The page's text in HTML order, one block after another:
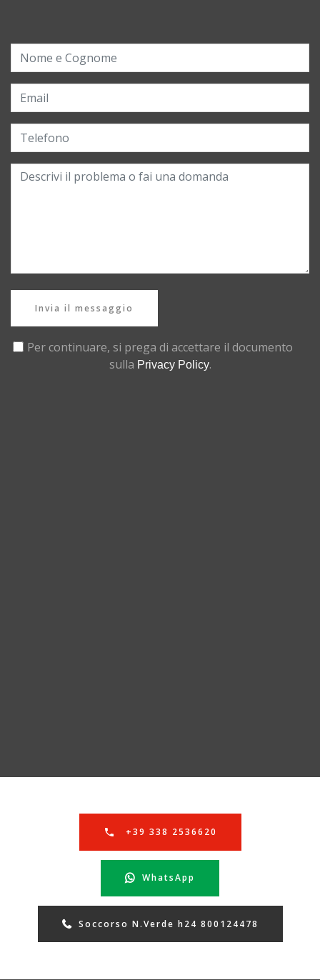
Invia il messaggio
Per continuare, si prega di accettare il documento
sulla Privacy Policy.
+39 338 2536620
WhatsApp
Soccorso N.Verde h24 800124478